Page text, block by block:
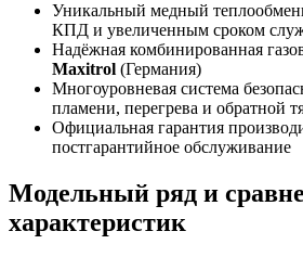
Уникальный медный
КПД и увеличенным сроком
Надёжная комбинированная
Maxitrol (Германия)
Многоуровневая система
пламени, перегрева и обратной
Официальная гарантия
постгарантийное обслуживание
Модельный ряд и
характеристик